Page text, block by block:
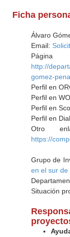
Ficha
Álvaro
Email:
http://
gomez-
Perfil en
Perfil en
Perfil en
Perfil en
Otro
https://
Grupo de
en el sur de
Situación